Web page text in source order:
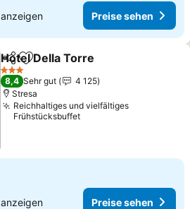
anzeigen Preise sehen
TeilenZu Favoriten hinzufügen
Hotel Della Torre
3 Sterne
8,4 Sehr gut
4 125
Stresa
Reichhaltiges und vielfältiges
Frühstücksbuffet
anzeigen Preise sehen